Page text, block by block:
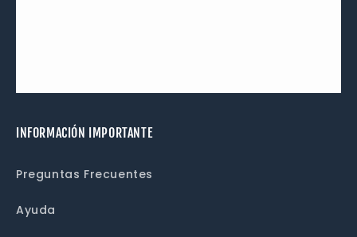
INFORMACIÓN IMPORTANTE
Preguntas Frecuentes
Ayuda